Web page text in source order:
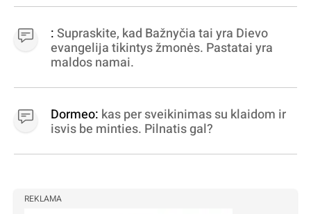
virpinimas, ieškokit kur milijonus vagia
dujininkai, elektros aferistai, stadionų
statytojai Vilnuje
:Supraskite, kad Bažnyčia tai yra Dievo
evangelija tikintys žmonės. Pastatai yra
maldos namai.
Dormeo: kas per sveikinimas su klaidom ir
isvis be minties. Pilnatis gal?
REKLAMA